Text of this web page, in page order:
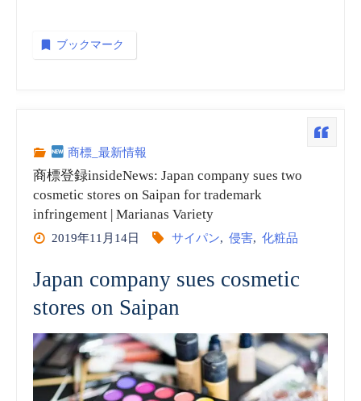
ブックマーク
商標_最新情報
商標登録insideNews: Japan company sues two
cosmetic stores on Saipan for trademark
infringement | Marianas Variety
2019年11月14日 サイパン, 侵害, 化粧品
Japan company sues cosmetic
stores on Saipan